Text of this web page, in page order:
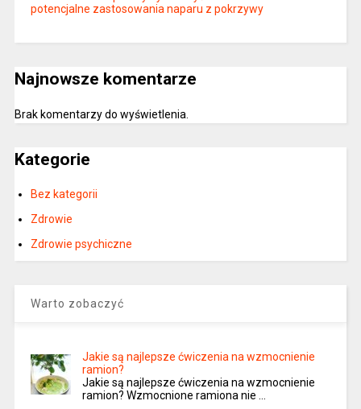
potencjalne zastosowania naparu z pokrzywy
Najnowsze komentarze
Brak komentarzy do wyświetlenia.
Kategorie
Bez kategorii
Zdrowie
Zdrowie psychiczne
Warto zobaczyć
Jakie są najlepsze ćwiczenia na wzmocnienie
ramion?
Jakie są najlepsze ćwiczenia na wzmocnienie
ramion? Wzmocnione ramiona nie …